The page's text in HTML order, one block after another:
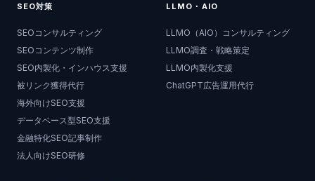
SEO対策
SEOコンサルティング
SEOコンテンツ制作
SEO内製化・インハウス支援
被リンク獲得代行
海外向けSEO支援
データベース型SEO支援
金融特化SEO記事制作
法人向けSEO研修
LLMO・AIO
LLMO（AIO）コンサルティング
LLMO調査・戦略策定
LLMO内製化支援
ChatGPT広告運用代行